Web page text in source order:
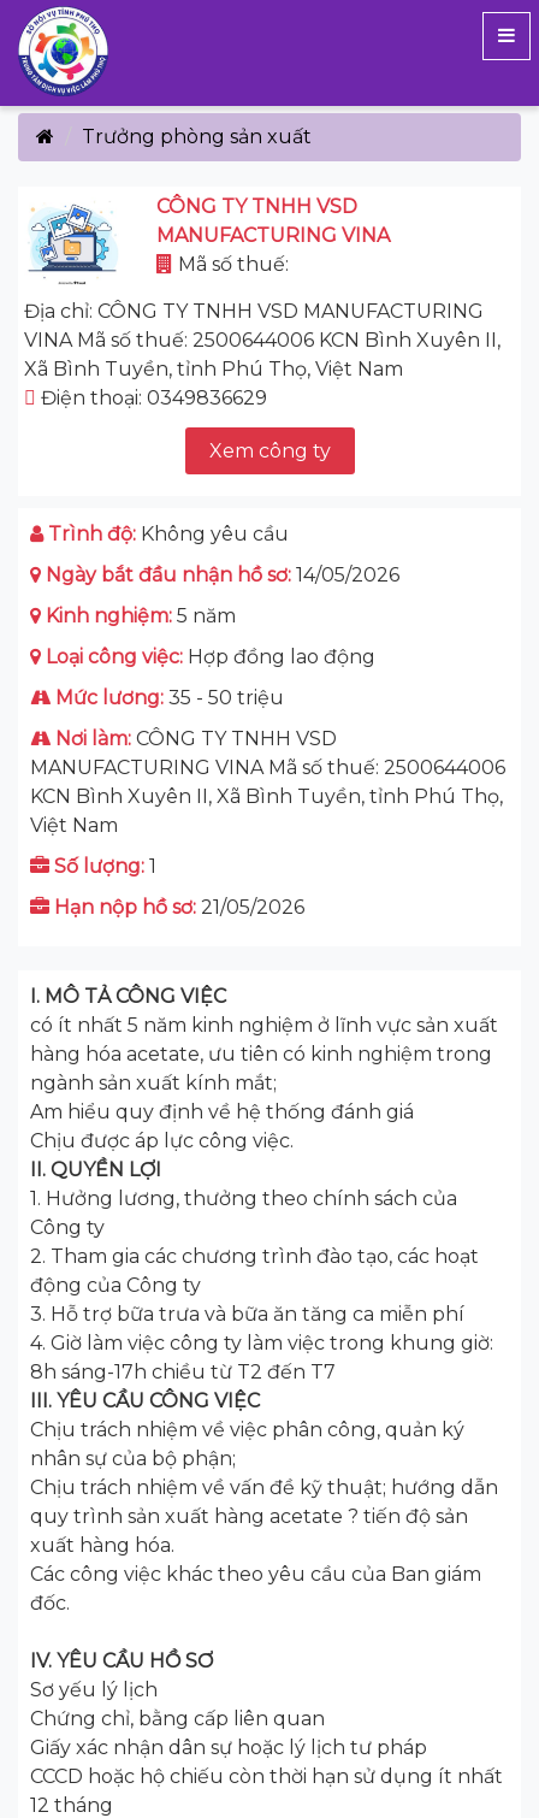
Trưởng phòng sản xuất
CÔNG TY TNHH VSD
MANUFACTURING VINA
Mã số thuế:
Địa chỉ: CÔNG TY TNHH VSD MANUFACTURING
VINA Mã số thuế: 2500644006 KCN Bình Xuyên II,
Xã Bình Tuyền, tỉnh Phú Thọ, Việt Nam
Điện thoại: 0349836629
Xem công ty
Trình độ: Không yêu cầu
Ngày bắt đầu nhận hồ sơ: 14/05/2026
Kinh nghiệm: 5 năm
Loại công việc: Hợp đồng lao động
Mức lương: 35 - 50 triệu
Nơi làm: CÔNG TY TNHH VSD
MANUFACTURING VINA Mã số thuế: 2500644006
KCN Bình Xuyên II, Xã Bình Tuyền, tỉnh Phú Thọ,
Việt Nam
Số lượng: 1
Hạn nộp hồ sơ: 21/05/2026
I. MÔ TẢ CÔNG VIỆC
có ít nhất 5 năm kinh nghiệm ở lĩnh vực sản xuất
hàng hóa acetate, ưu tiên có kinh nghiệm trong
ngành sản xuất kính mắt;
Am hiểu quy định về hệ thống đánh giá
Chịu được áp lực công việc.
II. QUYỀN LỢI
1. Hưởng lương, thưởng theo chính sách của
Công ty
2. Tham gia các chương trình đào tạo, các hoạt
động của Công ty
3. Hỗ trợ bữa trưa và bữa ăn tăng ca miễn phí
4. Giờ làm việc công ty làm việc trong khung giờ:
8h sáng-17h chiều từ T2 đến T7
III. YÊU CẦU CÔNG VIỆC
Chịu trách nhiệm về việc phân công, quản ký
nhân sự của bộ phận;
Chịu trách nhiệm về vấn đề kỹ thuật; hướng dẫn
quy trình sản xuất hàng acetate ? tiến độ sản
xuất hàng hóa.
Các công việc khác theo yêu cầu của Ban giám
đốc.
IV. YÊU CẦU HỒ SƠ
Sơ yếu lý lịch
Chứng chỉ, bằng cấp liên quan
Giấy xác nhận dân sự hoặc lý lịch tư pháp
CCCD hoặc hộ chiếu còn thời hạn sử dụng ít nhất
12 tháng